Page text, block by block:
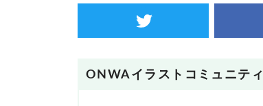
ONWAイラストコミュニティ